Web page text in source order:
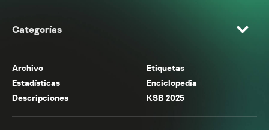
Categorías
Archivo
Etiquetas
Estadísticas
Enciclopedia
Descripciones
KSB 2025